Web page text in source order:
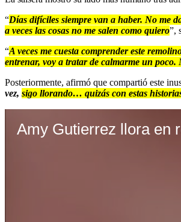
“Días difíciles siempre van a haber. No me
a veces las cosas no me salen como quiero”,
“A veces me cuesta comprender este
entrenar, voy a tratar de calmarme un
Posteriormente, afirmó que compartió este
vez, sigo llorando… quizás con estas
Amy Gutierrez llora en